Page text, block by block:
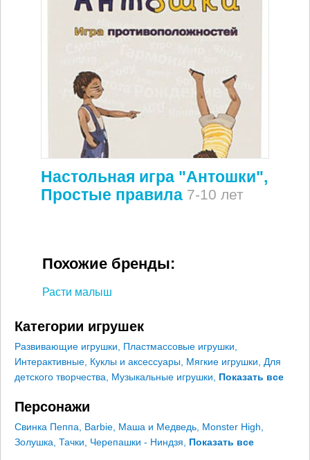
Настольная игра "Антошки",
Простые правила 7-10 лет
Похожие бренды:
Расти малыш
Категории игрушек
Развивающие игрушки Пластмассовые игрушки
Интерактивные Куклы и аксессуары Мягкие игрушки
Для
детского творчества
Музыкальные игрушки Показать все
Персонажи
Свинка Пеппа Barbie Маша и Медведь Monster High
Золушка Тачки Черепашки - Ниндзя Показать все